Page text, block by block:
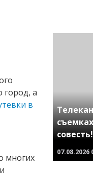
город, а
в
многих
07.08.2026